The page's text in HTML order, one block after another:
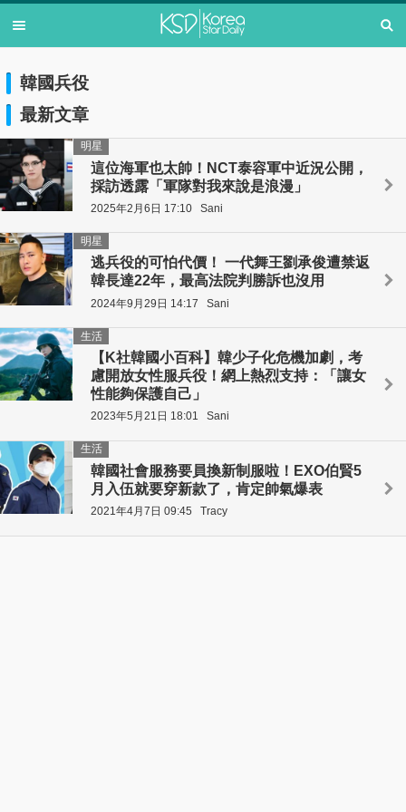
韓國兵役
最新文章
這位海軍也太帥！NCT泰容軍中近況公開，
採訪透露「軍隊對我來說是浪漫」
明星
2025年2月6日 17:10 Sani
逃兵役的可怕代價！ 一代舞王劉承俊遭禁返
韓長達22年，最高法院判勝訴也沒用
明星
2024年9月29日 14:17 Sani
【K社韓國小百科】韓少子化危機加劇，考
慮開放女性服兵役！網上熱烈支持：「讓女
性能夠保護自己」
生活
2023年5月21日 18:01 Sani
韓國社會服務要員換新制服啦！EXO伯賢5
月入伍就要穿新款了，肯定帥氣爆表
生活
2021年4月7日 09:45 Tracy